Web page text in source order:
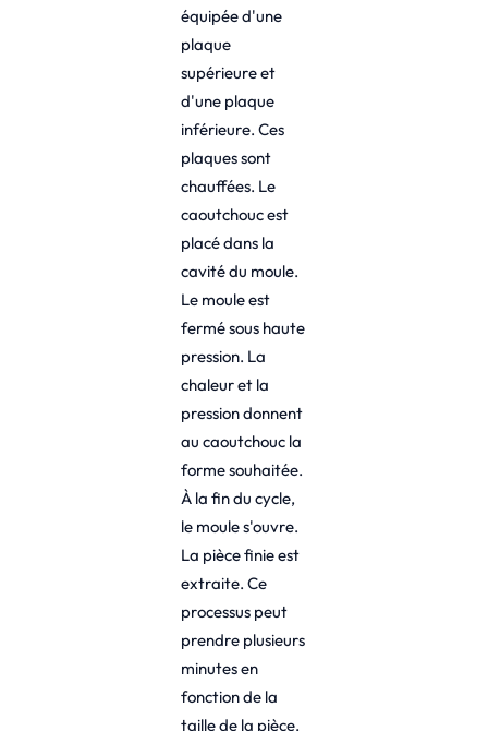
équipée d'une
plaque
supérieure et
d'une plaque
inférieure. Ces
plaques sont
chauffées. Le
caoutchouc est
placé dans la
cavité du moule.
Le moule est
fermé sous haute
pression. La
chaleur et la
pression donnent
au caoutchouc la
forme souhaitée.
À la fin du cycle,
le moule s'ouvre.
La pièce finie est
extraite. Ce
processus peut
prendre plusieurs
minutes en
fonction de la
taille de la pièce.